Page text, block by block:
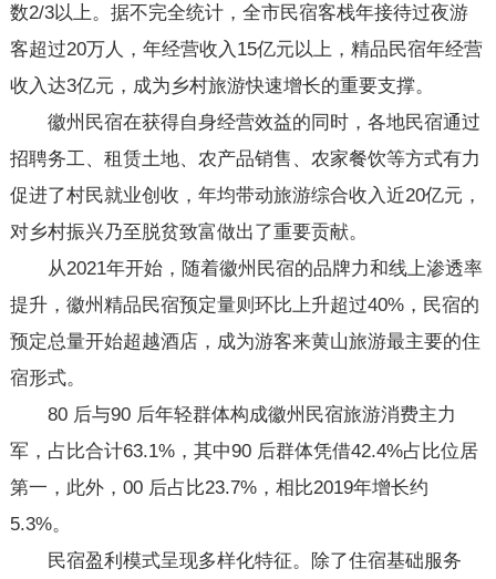
数2/3以上。据不完全统计，全市民宿客栈年接待过夜游
客超过20万人，年经营收入15亿元以上，精品民宿年经营
收入达3亿元，成为乡村旅游快速增长的重要支撑。
徽州民宿在获得自身经营效益的同时，各地民宿通过
招聘务工、租赁土地、农产品销售、农家餐饮等方式有力
促进了村民就业创收，年均带动旅游综合收入近20亿元，
对乡村振兴乃至脱贫致富做出了重要贡献。
从2021年开始，随着徽州民宿的品牌力和线上渗透率
提升，徽州精品民宿预定量则环比上升超过40%，民宿的
预定总量开始超越酒店，成为游客来黄山旅游最主要的住
宿形式。
80 后与90 后年轻群体构成徽州民宿旅游消费主力
军，占比合计63.1%，其中90 后群体凭借42.4%占比位居
第一，此外，00 后占比23.7%，相比2019年增长约
5.3%。
民宿盈利模式呈现多样化特征。除了住宿基础服务